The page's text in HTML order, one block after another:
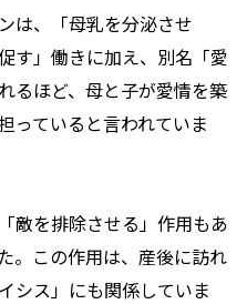
は、「母乳を分泌させ
す」働きに加え、別名「愛
るほど、母と子が愛情を築
っていると言われていま
敵を排除させる」作用もあ
。この作用は、産後に訪れ
シス」にも関係していま